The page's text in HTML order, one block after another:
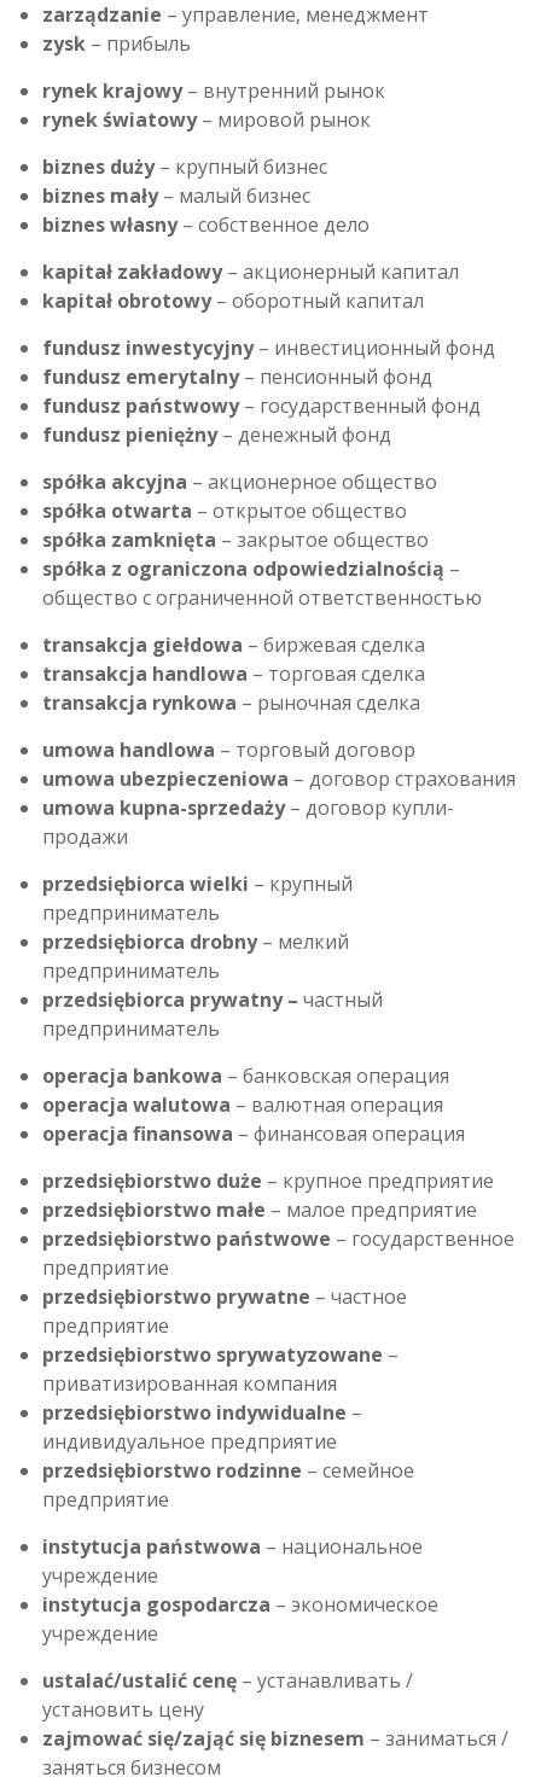
zarządzanie – управление, менеджмент
zysk – прибыль
rynek krajowy– внутренний рынок
rynek światowy– мировой рынок
biznes duży– крупный бизнес
biznes mały– малый бизнес
biznes własny– собственное дело
kapitał zakładowy– акционерный капитал
kapitał obrotowy– оборотный капитал
fundusz inwestycyjny– инвестиционный фонд
fundusz emerytalny– пенсионный фонд
fundusz państwowy– государственный фонд
fundusz pieniężny– денежный фонд
spółka akcyjna – акционерное общество
spółka otwarta – открытое общество
spółka zamknięta – закрытое общество
spółka z ograniczona odpowiedzialnością –
общество с ограниченной ответственностью
transakcja giełdowa – биржевая сделка
transakcja handlowa – торговая сделка
transakcja rynkowa – рыночная сделка
umowa handlowa – торговый договор
umowa ubezpieczeniowa – договор страхования
umowa kupna-sprzedaży– договор купли-
продажи
przedsiębiorca wielki – крупный
предприниматель
przedsiębiorca drobny– мелкий
предприниматель
przedsiębiorca prywatny – частный
предприниматель
operacja bankowa – банковская операция
operacja walutowa – валютная операция
operacja finansowa – финансовая операция
przedsiębiorstwo duże – крупное предприятие
przedsiębiorstwo małe – малое предприятие
przedsiębiorstwo państwowe – государственное
предприятие
przedsiębiorstwo prywatne – частное
предприятие
przedsiębiorstwo sprywatyzowane –
приватизированная компания
przedsiębiorstwo indywidualne –
индивидуальное предприятие
przedsiębiorstwo rodzinne – семейное
предприятие
instytucja państwowa – национальное
учреждение
instytucja gospodarcza – экономическое
учреждение
ustalać/ustalić cenę – устанавливать /
установить цену
zajmować się/zająć się biznesem – заниматься /
заняться бизнесом